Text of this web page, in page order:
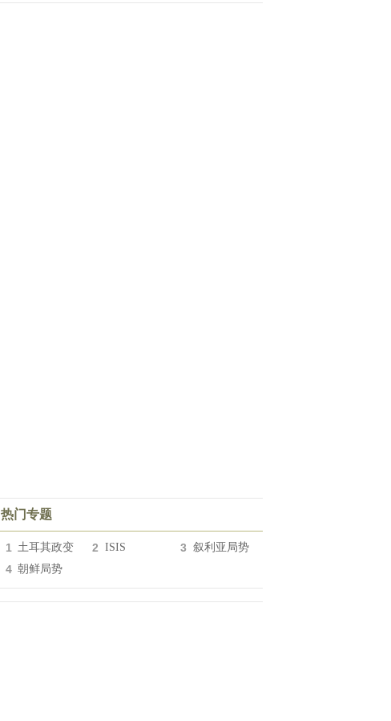
热门专题
1 土耳其政变 2 ISIS 3 叙利亚局势
4 朝鲜局势